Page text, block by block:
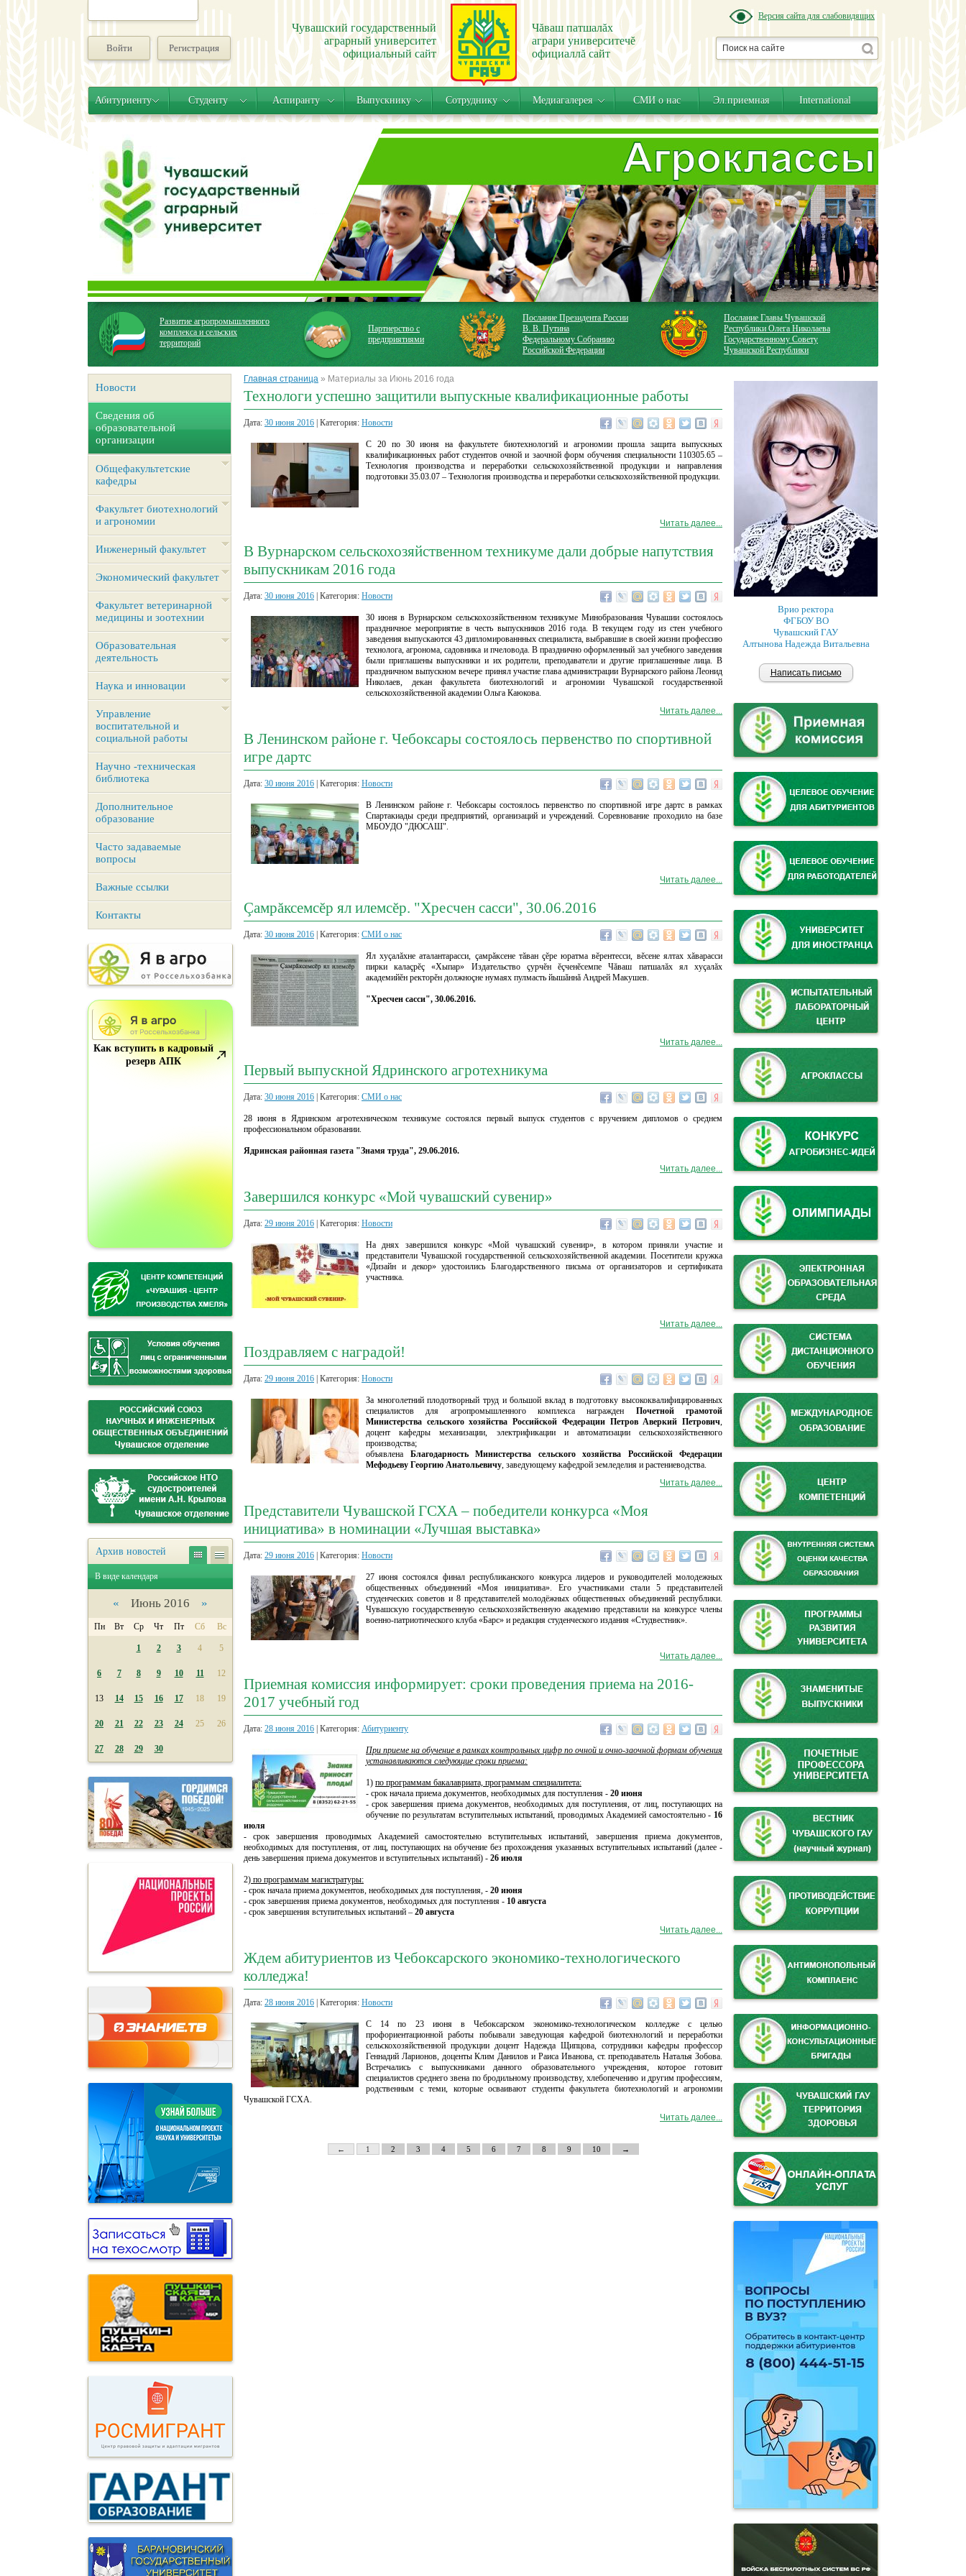
Войти Регистрация
Чувашский государственный
аграрный университет
официальный сайт
Чăваш патшалăх
аграри университечĕ
официаллă сайт
Версия сайта для слабовидящих
Абитуриенту Студенту Аспиранту Выпускнику Сотруднику Медиагалерея СМИ о нас Эл.приемная International
Развитие агропромышленного
комплекса и сельских
территорий
Партнерство с
предприятиями
Послание Президента России
В. В. Путина
Федеральному Собранию
Российской Федерации
Послание Главы Чувашской
Республики Олега Николаева
Государственному Совету
Чувашской Республики
Новости
Сведения об
образовательной
организации
Общефакультетские
кафедры
Факультет биотехнологий
и агрономии
Инженерный факультет
Экономический факультет
Факультет ветеринарной
медицины и зоотехнии
Образовательная
деятельность
Наука и инновации
Управление
воспитательной и
социальной работы
Научно -техническая
библиотека
Дополнительное
образование
Часто задаваемые
вопросы
Важные ссылки
Контакты
Как вступить в кадровый
резерв АПК
Архив новостей
В виде календаря
« Июнь 2016 »
Пн Вт Ср Чт Пт Сб Вс
1 2 3 4 5
6 7 8 9 10 11 12
13 14 15 16 17 18 19
20 21 22 23 24 25 26
27 28 29 30
Главная страница » Материалы за Июнь 2016 года
Технологи успешно защитили выпускные квалификационные работы
Дата: 30 июня 2016 | Категория: Новости
С 20 по 30 июня на факультете биотехнологий и агрономии прошла защита выпускных
квалификационных работ студентов очной и заочной форм обучения специальности 110305.65 –
Технология производства и переработки сельскохозяйственной продукции и направления
подготовки 35.03.07 – Технология производства и переработки сельскохозяйственной продукции.
Читать далее...
В Вурнарском сельскохозяйственном техникуме дали добрые напутствия
выпускникам 2016 года
Дата: 30 июня 2016 | Категория: Новости
30 июня в Вурнарском сельскохозяйственном техникуме Минобразования Чувашии состоялось
праздничное мероприятие в честь выпускников 2016 года. В текущем году из стен учебного
заведения выпускаются 43 дипломированнных специалиста, выбравшие в своей жизни профессию
технолога, агронома, садовника и пчеловода. В празднично оформленный зал учебного заведения
были приглашены выпускники и их родители, преподаватели и другие приглашенные лица. В
праздничном выпускном вечере принял участие глава администрации Вурнарского района Леонид
Николаев, декан факультета биотехнологий и агрономии Чувашской государственной
сельскохозяйственной академии Ольга Каюкова.
Читать далее...
В Ленинском районе г. Чебоксары состоялось первенство по спортивной
игре дартс
Дата: 30 июня 2016 | Категория: Новости
В Ленинском районе г. Чебоксары состоялось первенство по спортивной игре дартс в рамках
Спартакиады среди предприятий, организаций и учреждений. Соревнование проходило на базе
МБОУДО "ДЮСАШ".
Читать далее...
Çамрăксемсĕр ял илемсĕр. "Хресчен сасси", 30.06.2016
Дата: 30 июня 2016 | Категория: СМИ о нас
Ял хуçалăхне аталантарасси, çамрăксене тăван çĕре юратма вĕрентесси, вĕсене ялтах хăварасси
пирки калаçрĕç «Хыпар» Издательство çурчĕн ĕçченĕсемпе Чăваш патшалăх ял хуçалăх
академийĕн ректорĕн должноçне нумаях пулмасть йышăннă Андрей Макушев.
"Хресчен сасси", 30.06.2016.
Читать далее...
Первый выпускной Ядринского агротехникума
Дата: 30 июня 2016 | Категория: СМИ о нас
28 июня в Ядринском агротехническом техникуме состоялся первый выпуск студентов с вручением дипломов о среднем
профессиональном образовании.
Ядринская районная газета "Знамя труда", 29.06.2016.
Читать далее...
Завершился конкурс «Мой чувашский сувенир»
Дата: 29 июня 2016 | Категория: Новости
На днях завершился конкурс «Мой чувашский сувенир», в котором приняли участие и
представители Чувашской государственной сельскохозяйственной академии. Посетители кружка
«Дизайн и декор» удостоились Благодарственного письма от организаторов и сертификата
участника.
Читать далее...
Поздравляем с наградой!
Дата: 29 июня 2016 | Категория: Новости
За многолетний плодотворный труд и большой вклад в подготовку высококвалифицированных
специалистов для агропромышленного комплекса награжден Почетной грамотой
Министерства сельского хозяйства Российской Федерации Петров Аверкий Петрович,
доцент кафедры механизации, электрификации и автоматизации сельскохозяйственного
производства;
объявлена Благодарность Министерства сельского хозяйства Российской Федерации
Мефодьеву Георгию Анатольевичу, заведующему кафедрой земледелия и растениеводства.
Читать далее...
Представители Чувашской ГСХА – победители конкурса «Моя
инициатива» в номинации «Лучшая выставка»
Дата: 29 июня 2016 | Категория: Новости
27 июня состоялся финал республиканского конкурса лидеров и руководителей молодежных
общественных объединений «Моя инициатива». Его участниками стали 5 представителей
студенческих советов и 8 представителей молодёжных общественных объединений республики.
Чувашскую государственную сельскохозяйственную академию представили на конкурсе члены
военно-патриотического клуба «Барс» и редакция студенческого издания «Студвестник».
Читать далее...
Приемная комиссия информирует: сроки проведения приема на 2016-
2017 учебный год
Дата: 28 июня 2016 | Категория: Абитуриенту
При приеме на обучение в рамках контрольных цифр по очной и очно-заочной формам обучения
устанавливаются следующие сроки приема:
1) по программам бакалавриата, программам специалитета:
- срок начала приема документов, необходимых для поступления - 20 июня
- срок завершения приема документов, необходимых для поступления, от лиц, поступающих на
обучение по результатам вступительных испытаний, проводимых Академией самостоятельно - 16
июля
- срок завершения проводимых Академией самостоятельно вступительных испытаний, завершения приема документов,
необходимых для поступления, от лиц, поступающих на обучение без прохождения указанных вступительных испытаний (далее -
день завершения приема документов и вступительных испытаний) - 26 июля
2) по программам магистратуры:
- срок начала приема документов, необходимых для поступления, - 20 июня
- срок завершения приема документов, необходимых для поступления - 10 августа
- срок завершения вступительных испытаний – 20 августа
Читать далее...
Ждем абитуриентов из Чебоксарского экономико-технологического
колледжа!
Дата: 28 июня 2016 | Категория: Новости
С 14 по 23 июня в Чебоксарском экономико-технологическом колледже с целью
профориентационной работы побывали заведующая кафедрой биотехнологий и переработки
сельскохозяйственной продукции доцент Надежда Щипцова, сотрудники кафедры профессор
Геннадий Ларионов, доценты Клим Данилов и Раиса Иванова, ст. преподаватель Наталья Зобова.
Встречались с выпускниками данного образовательного учреждения, которое готовит
специалистов среднего звена по бродильному производству, хлебопечению и другим профессиям,
родственным с теми, которые осваивают студенты факультета биотехнологий и агрономии
Чувашской ГСХА.
Читать далее...
← 1 2 3 4 5 6 7 8 9 10 →
Врио ректора
ФГБОУ ВО
Чувашский ГАУ
Алтынова Надежда Витальевна
Написать письмо